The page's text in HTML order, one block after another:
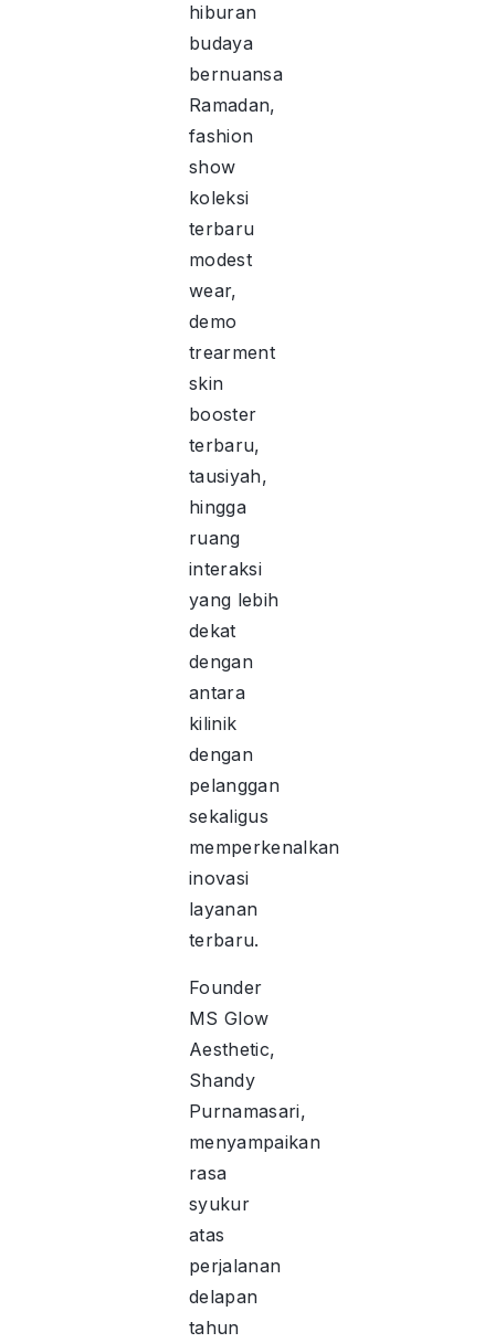
hiburan
budaya
bernuansa
Ramadan,
fashion
show
koleksi
terbaru
modest
wear,
demo
trearment
skin
booster
terbaru,
tausiyah,
hingga
ruang
interaksi
yang lebih
dekat
dengan
antara
kilinik
dengan
pelanggan
sekaligus
memperkenalkan
inovasi
layanan
terbaru.
Founder
MS Glow
Aesthetic,
Shandy
Purnamasari,
menyampaikan
rasa
syukur
atas
perjalanan
delapan
tahun